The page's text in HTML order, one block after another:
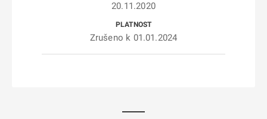
20.11.2020
Zrušeno k 01.01.2024